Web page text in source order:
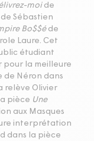
moi de
Sébastien
Bo$$éde
Laure. Cet
étudiant
pour la meilleure
de Néron dans
relève Olivier
pièce Une
aux Masques
interprétation
dans la pièce